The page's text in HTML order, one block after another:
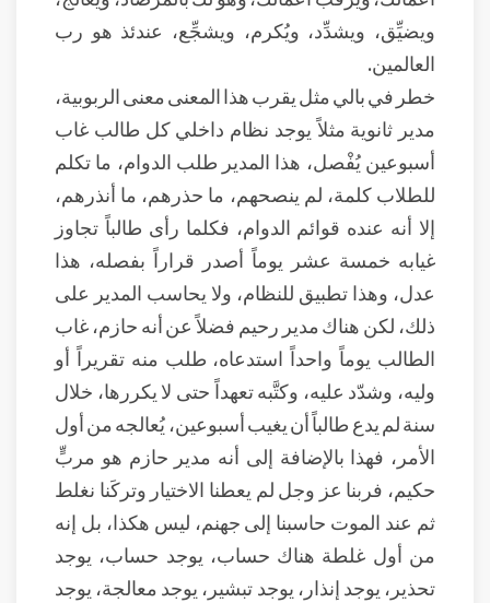
ويضيِّق، ويشدِّد، ويُكرم، ويشجِّع، عندئذ هو رب
العالمين.
خطر في بالي مثل يقرب هذا المعنى معنى الربوبية،
مدير ثانوية مثلاً يوجد نظام داخلي كل طالب غاب
أسبوعين يُفْصل، هذا المدير طلب الدوام، ما تكلم
للطلاب كلمة، لم ينصحهم، ما حذرهم، ما أنذرهم،
إلا أنه عنده قوائم الدوام، فكلما رأى طالباً تجاوز
غيابه خمسة عشر يوماً أصدر قراراً بفصله، هذا
عدل، وهذا تطبيق للنظام، ولا يحاسب المدير على
ذلك، لكن هناك مدير رحيم فضلاً عن أنه حازم، غاب
الطالب يوماً واحداً استدعاه، طلب منه تقريراً أو
وليه، وشدّد عليه، وكتَّبه تعهداً حتى لا يكررها، خلال
سنة لم يدع طالباً أن يغيب أسبوعين، يُعالجه من أول
الأمر، فهذا بالإضافة إلى أنه مدير حازم هو مربٍّ
حكيم، فربنا عز وجل لم يعطنا الاختيار وتركَنا نغلط
ثم عند الموت حاسبنا إلى جهنم، ليس هكذا، بل إنه
من أول غلطة هناك حساب، يوجد حساب، يوجد
تحذير، يوجد إنذار، يوجد تبشير، يوجد معالجة، يوجد